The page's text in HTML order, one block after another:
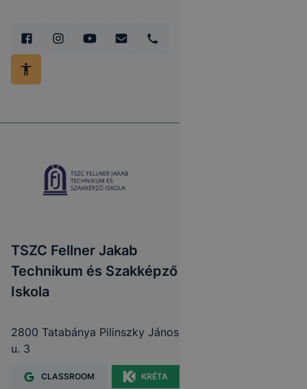
TSZC Fellner Jakab
Technikum és Szakképző
Iskola
2800 Tatabánya Pilinszky János
u. 3
CLASSROOM KRÉTA